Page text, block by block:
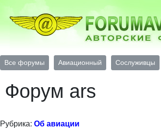
Все форумы Авиационный Сослуживцы
Форум ars
Рубрика: Об авиации